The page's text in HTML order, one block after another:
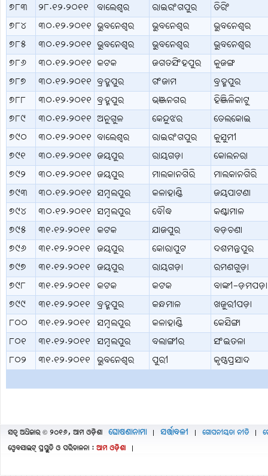
୭୮୩ ୨୮.୧୨.୨୦୧୧ ବାଲେଶ୍ବର ରାଇରଂଗପୁର
ତିରିଂ
୭୮୪
୩୦.୧୨.୨୦୧୧ ଭୁବନେଶ୍ବର ଭୁବନେଶ୍ବର
ଭୁବନେଶ୍ବର
୭୮୫
୩୦.୧୨.୨୦୧୧ ଭୁବନେଶ୍ବର ଭୁବନେଶ୍ବର
ଭୁବନେଶ୍ବର
୭୮୬
୩୦.୧୨.୨୦୧୧ କଟକ ଜଗତସିଂହପୁର
କୁଜଙ୍ଗ
୭୮୭
୩୦.୧୨.୨୦୧୧ ବ୍ରହ୍ମପୁର ଗଂଜାମ
ବ୍ରହ୍ମପୁର
୭୮୮
୩୦.୧୨.୨୦୧୧ ବ୍ରହ୍ମପୁର ଭଞ୍ଜନଗର
ହିଞ୍ଜିଳିକାଟୁ
୭୮୯
୩୦.୧୨.୨୦୧୧ ଅନୁଗୁଳ କେନ୍ଦୁଝର
ତେଲକୋଇ
୭୯୦
୩୦.୧୨.୨୦୧୧ ବାଲେଶ୍ବର ରାଇରଂଗପୁର
କୁସୁମୀ
୭୯୧
୩୦.୧୨.୨୦୧୧ ଜୟପୁର ରାୟଗଡ଼ା
କୋଲନରା
୭୯୨
୩୦.୧୨.୨୦୧୧ ଜୟପୁର ମାଲକାନଗିରି
ମାଲକାନଗିରି
୭୯୩
୩୦.୧୨.୨୦୧୧ ସମ୍ବଲପୁର କଳାହାଣ୍ଡି
ଜୟପାଟଣା
୭୯୪
୩୦.୧୨.୨୦୧୧ ସମ୍ବଲପୁର ବୌଦ୍ଧ
କଣ୍ଟାମାଳ
୭୯୫
୩୧.୧୨.୨୦୧୧ କଟକ ଯାଜପୁର
ବଡ଼ଚଣା
୭୯୬
୩୧.୧୨.୨୦୧୧ ଜୟପୁର କୋରାପୁଟ
ଦଶମନ୍ତପୁର
୭୯୭
୩୧.୧୨.୨୦୧୧ ଜୟପୁର ରାୟଗଡ଼ା
ରମଣଗୁଡ଼ା
୭୯୮
୩୧.୧୨.୨୦୧୧ କଟକ କଟକ
ବାଙ୍କୀ-ଡ଼ମପଡ଼ା
୭୯୯
୩୧.୧୨.୨୦୧୧ ବ୍ରହ୍ମପୁର କନ୍ଧମାଳ
ଖଜୁରୀପଡ଼ା
୮୦୦
୩୧.୧୨.୨୦୧୧ ସମ୍ବଲପୁର କଳାହାଣ୍ଡି
କେସିଙ୍ଗା
୮୦୧
୩୧.୧୨.୨୦୧୧ ସମ୍ବଲପୁର ବଲାଙ୍ଗୀର
ସଂଇତଳା
୮୦୨
୩୧.୧୨.୨୦୧୧ ଭୁବନେଶ୍ବର ପୁରୀ କୃଷ୍ଣପ୍ରସାଦ
ସତ୍ବ ଅଧିକାର © ୨୦୧୬, ଆମ ଓଡ଼ିଶା ଘୋଷଣାନାମା | ସର୍ତ୍ତାବଳୀ | ଗୋପନୀୟତା ନୀତି |
ୱେବସାଇଟ୍ ପ୍ରସ୍ତୁତି ଓ ପରିଚାଳନା : ଆମ ଓଡ଼ିଶା |